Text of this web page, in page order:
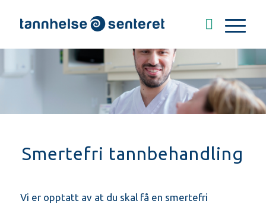
Smertefri tannbehandling
Vi er opptatt av at du skal få en smertefri